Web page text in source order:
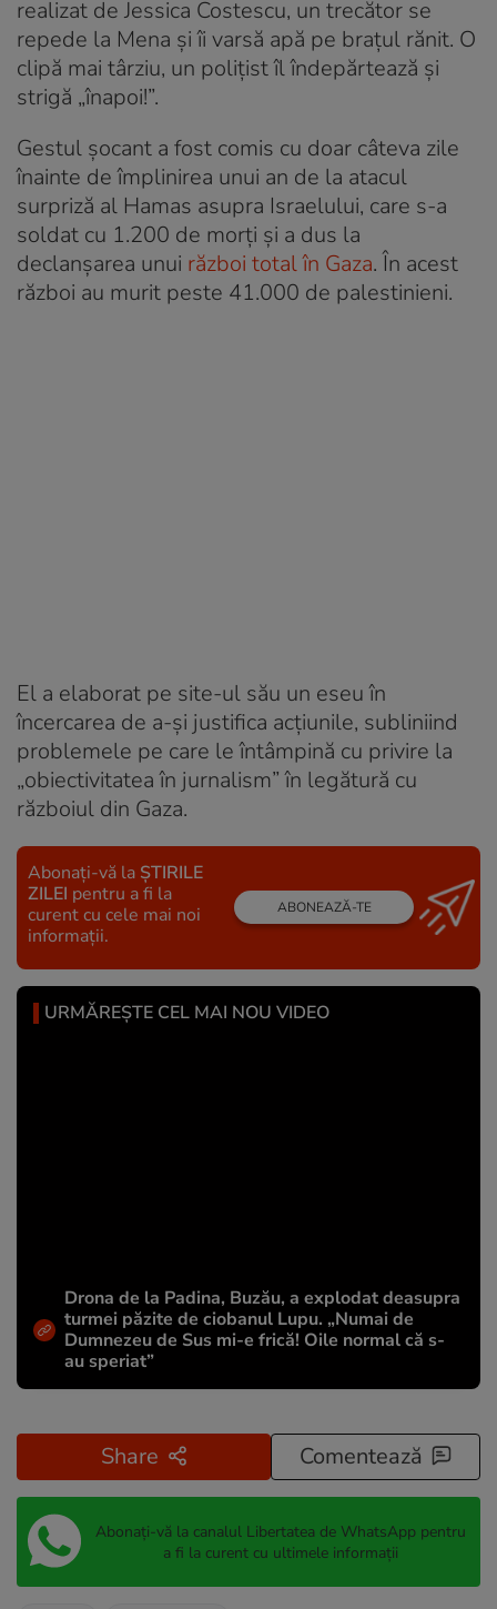
realizat de Jessica Costescu, un trecător se
repede la Mena și îi varsă apă pe brațul rănit. O
clipă mai târziu, un polițist îl îndepărtează și
strigă „înapoi!”.
Gestul șocant a fost comis cu doar câteva zile
înainte de împlinirea unui an de la atacul
surpriză al Hamas asupra Israelului, care s-a
soldat cu 1.200 de morți și a dus la
declanșarea unui război total în Gaza. În acest
război au murit peste 41.000 de palestinieni.
El a elaborat pe site-ul său un eseu în
încercarea de a-și justifica acțiunile, subliniind
problemele pe care le întâmpină cu privire la
„obiectivitatea în jurnalism” în legătură cu
războiul din Gaza.
Abonați-vă la ȘTIRILE
ZILEI pentru a fi la
curent cu cele mai noi
informații.
ABONEAZĂ-TE
URMĂREȘTE CEL MAI NOU VIDEO
Drona de la Padina, Buzău, a explodat deasupra
turmei păzite de ciobanul Lupu. „Numai de
Dumnezeu de Sus mi-e frică! Oile normal că s-
au speriat”
Share Comentează
Abonați-vă la canalul Libertatea de WhatsApp pentru
a fi la curent cu ultimele informații